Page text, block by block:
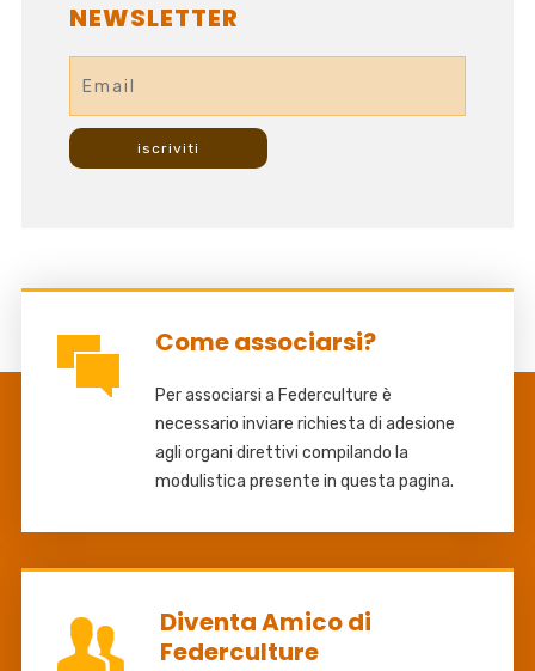
NEWSLETTER
Come associarsi?
Per associarsi a Federculture è
necessario inviare richiesta di adesione
agli organi direttivi compilando la
modulistica presente in questa pagina.
Diventa Amico di
Federculture